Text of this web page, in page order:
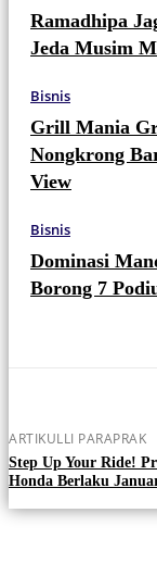
Ramadhipa
Jeda Musim
Bisnis
Grill Mania
Nongkrong
View
Bisnis
Dominasi
Borong 7
ARTIKULLI PARAPRAK
Step Up Your Ride!
Honda Berlaku